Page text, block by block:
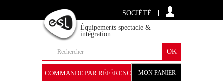
SOCIÉTÉ
Équipements spectacle &
intégration
MON PANIER
COMMANDE PAR RÉFÉRENCE